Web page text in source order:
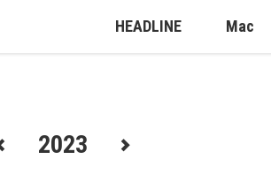
HEADLINE Mac
2023